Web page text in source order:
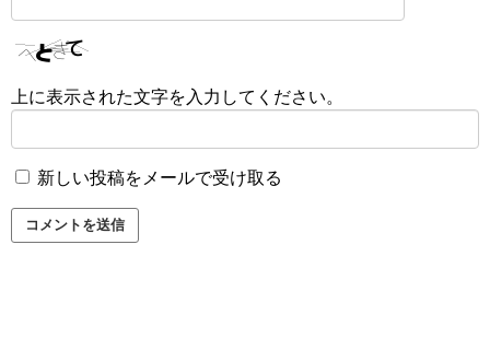
上に表示された文字を入力してください。
新しい投稿をメールで受け取る